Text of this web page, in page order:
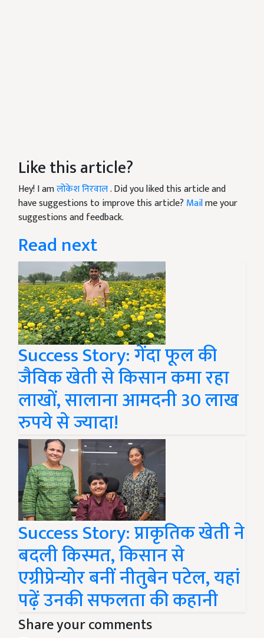
Like this article?
Hey! I amलोकेश निरवाल. Did you liked this article and
have suggestions to improve this article? Mailme your
suggestions and feedback.
Read next
Success Story: गेंदा फूल की
जैविक खेती से किसान कमा रहा
लाखों, सालाना आमदनी 30 लाख
रुपये से ज्यादा!
Success Story: प्राकृतिक खेती ने
बदली किस्मत, किसान से
एग्रीप्रेन्योर बनीं नीतुबेन पटेल, यहां
पढ़ें उनकी सफलता की कहानी
Share your comments